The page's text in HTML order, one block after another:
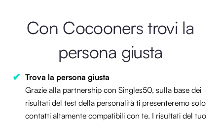
Con Cocooners trovi la
persona giusta
Trova la persona giusta
Grazie alla partnership con Singles50, sulla base dei
risultati del test della personalità ti presenteremo solo
contatti altamente compatibili con te. I risultati del tuo